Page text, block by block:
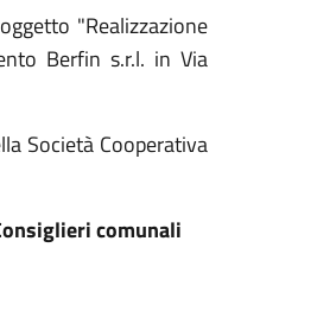
"Realizzazione
Berfin s.r.l. in Via
Società Cooperativa
comunali